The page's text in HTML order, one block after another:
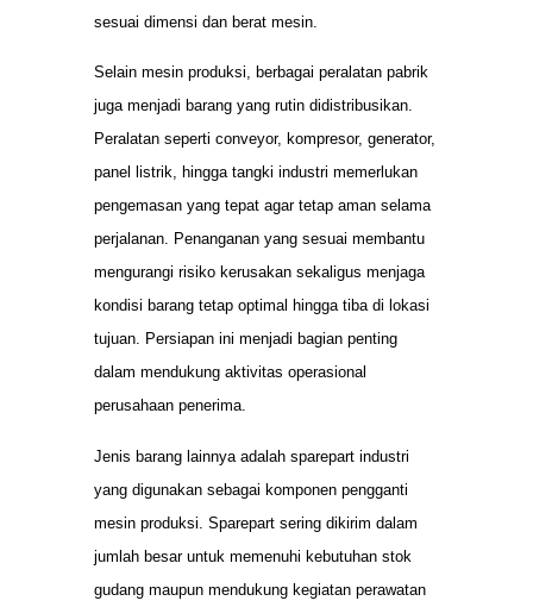
sesuai dimensi dan berat mesin.
Selain mesin produksi, berbagai peralatan pabrik
juga menjadi barang yang rutin didistribusikan.
Peralatan seperti conveyor, kompresor, generator,
panel listrik, hingga tangki industri memerlukan
pengemasan yang tepat agar tetap aman selama
perjalanan. Penanganan yang sesuai membantu
mengurangi risiko kerusakan sekaligus menjaga
kondisi barang tetap optimal hingga tiba di lokasi
tujuan. Persiapan ini menjadi bagian penting
dalam mendukung aktivitas operasional
perusahaan penerima.
Jenis barang lainnya adalah sparepart industri
yang digunakan sebagai komponen pengganti
mesin produksi. Sparepart sering dikirim dalam
jumlah besar untuk memenuhi kebutuhan stok
gudang maupun mendukung kegiatan perawatan